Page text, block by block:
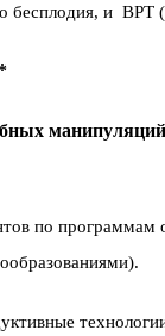
бесплодия, и ВРТ
по